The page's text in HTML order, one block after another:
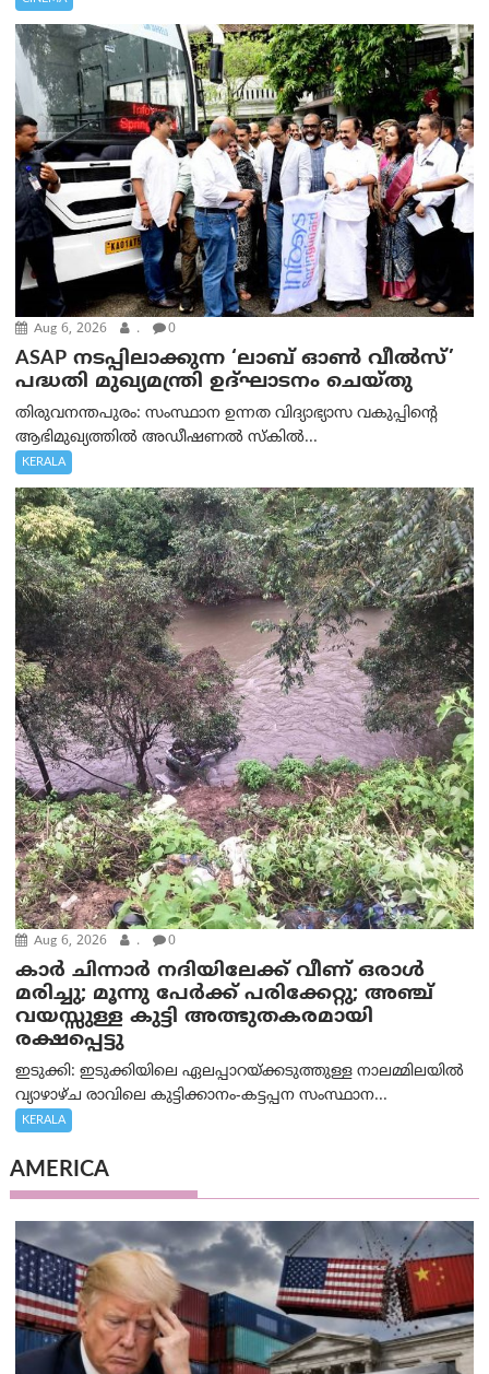
Aug 6, 2026 . 0
ASAP നടപ്പിലാക്കുന്ന ‘ലാബ് ഓൺ വീൽസ്’
പദ്ധതി മുഖ്യമന്ത്രി ഉദ്ഘാടനം ചെയ്തു
തിരുവനന്തപുരം: സംസ്ഥാന ഉന്നത വിദ്യാഭ്യാസ വകുപ്പിന്റെ
ആഭിമുഖ്യത്തിൽ അഡീഷണൽ സ്കിൽ...
KERALA
Aug 6, 2026 . 0
കാര്‍ ചിന്നാര്‍ നദിയിലേക്ക് വീണ് ഒരാള്‍
മരിച്ചു; മൂന്നു പേര്‍ക്ക് പരിക്കേറ്റു; അഞ്ച്
വയസ്സുള്ള കുട്ടി അത്ഭുതകരമായി
രക്ഷപ്പെട്ടു
ഇടുക്കി: ഇടുക്കിയിലെ ഏലപ്പാറയ്ക്കടുത്തുള്ള നാലമ്മിലയിൽ
വ്യാഴാഴ്ച രാവിലെ കുട്ടിക്കാനം-കട്ടപ്പന സംസ്ഥാന...
KERALA
AMERICA